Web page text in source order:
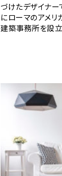
づけたデザイナ
にローマのアメリ
建築事務所を設